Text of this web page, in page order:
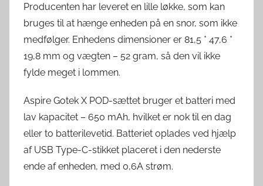
Producenten har leveret en lille løkke, som kan
bruges til at hænge enheden på en snor, som ikke
medfølger. Enhedens dimensioner er 81,5 * 47,6 *
19,8 mm og vægten – 52 gram, så den vil ikke
fylde meget i lommen.
Aspire Gotek X POD-sættet bruger et batteri med
lav kapacitet – 650 mAh, hvilket er nok til en dag
eller to batterilevetid. Batteriet oplades ved hjælp
af USB Type-C-stikket placeret i den nederste
ende af enheden, med 0,6A strøm.